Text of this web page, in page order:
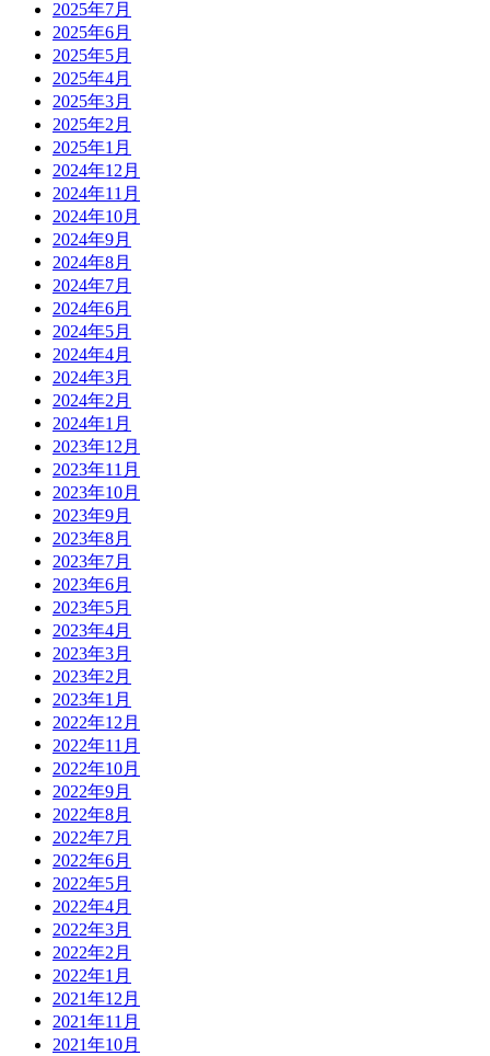
2025年7月
2025年6月
2025年5月
2025年4月
2025年3月
2025年2月
2025年1月
2024年12月
2024年11月
2024年10月
2024年9月
2024年8月
2024年7月
2024年6月
2024年5月
2024年4月
2024年3月
2024年2月
2024年1月
2023年12月
2023年11月
2023年10月
2023年9月
2023年8月
2023年7月
2023年6月
2023年5月
2023年4月
2023年3月
2023年2月
2023年1月
2022年12月
2022年11月
2022年10月
2022年9月
2022年8月
2022年7月
2022年6月
2022年5月
2022年4月
2022年3月
2022年2月
2022年1月
2021年12月
2021年11月
2021年10月